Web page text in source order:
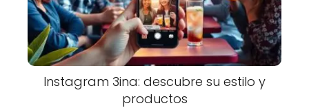
Instagram 3ina: descubre su estilo y
productos